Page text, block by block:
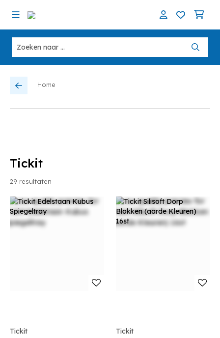
Home
Tickit
29 resultaten
Tickit Tickit